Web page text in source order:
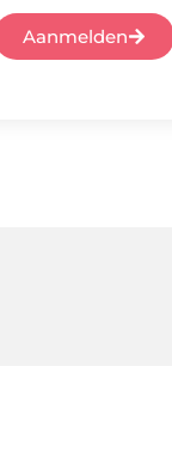
Aanmelden